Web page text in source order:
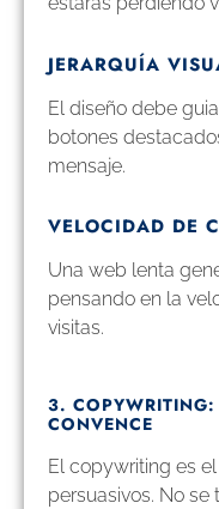
JERARQUÍA
El diseño debe
botones
mensaje.
VELOCIDAD DE
Una web lenta
pensando en la
visitas.
3. COPYWRITING:
CONVENCE
El copywriting es
persuasivos. No se